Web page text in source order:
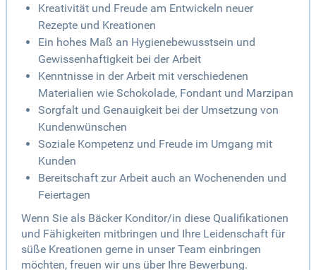
Kreativität und Freude am Entwickeln neuer
Rezepte und Kreationen
Ein hohes Maß an Hygienebewusstsein und
Gewissenhaftigkeit bei der Arbeit
Kenntnisse in der Arbeit mit verschiedenen
Materialien wie Schokolade, Fondant und Marzipan
Sorgfalt und Genauigkeit bei der Umsetzung von
Kundenwünschen
Soziale Kompetenz und Freude im Umgang mit
Kunden
Bereitschaft zur Arbeit auch an Wochenenden und
Feiertagen
Wenn Sie als Bäcker Konditor/in diese Qualifikationen
und Fähigkeiten mitbringen und Ihre Leidenschaft für
süße Kreationen gerne in unser Team einbringen
möchten, freuen wir uns über Ihre Bewerbung.